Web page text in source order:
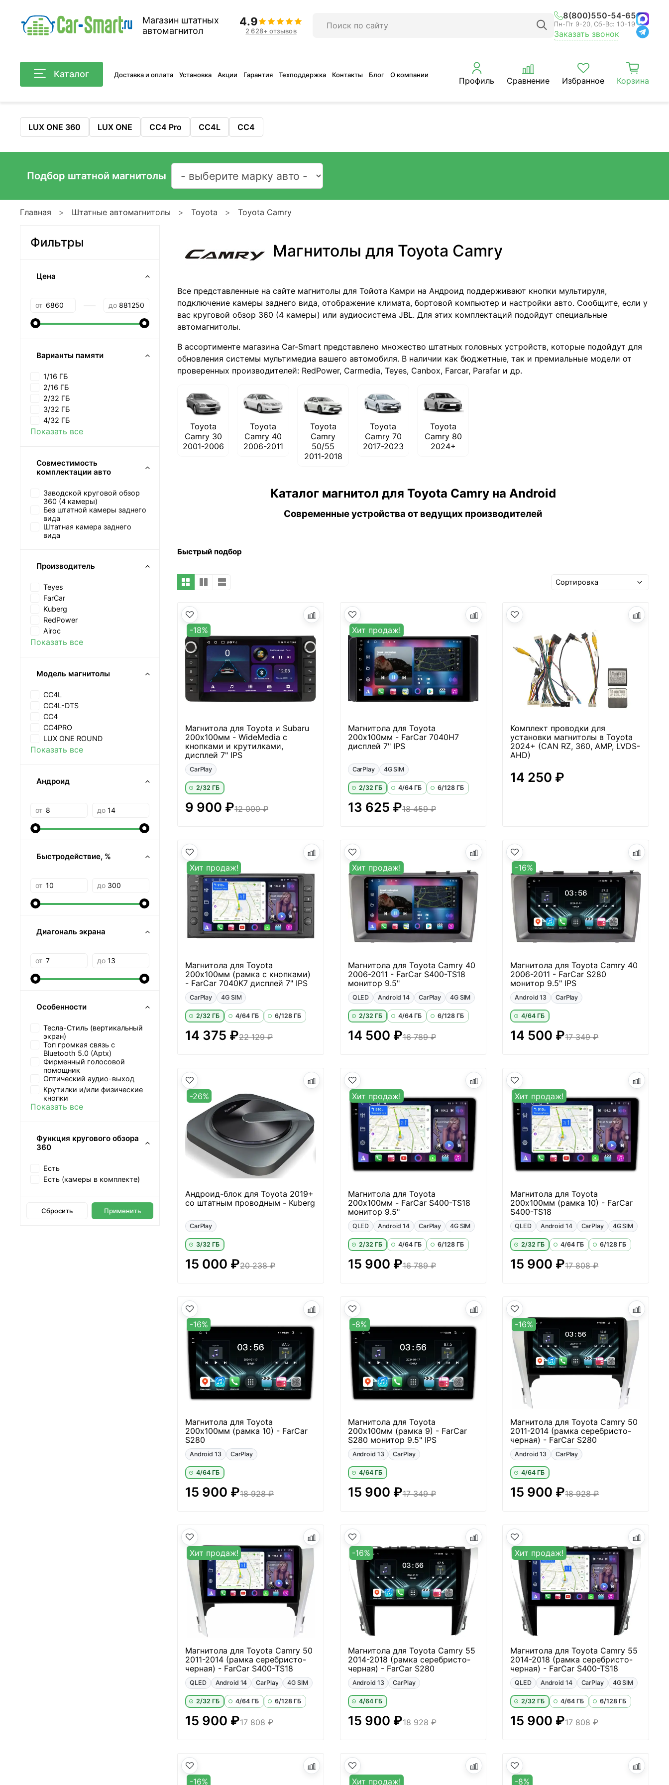
Магазин штатных
автомагнитол
4.9
2 628+ отзывов
8(800)550-54-65
Пн-Пт 9-20, Сб-Вс: 10-19
Заказать звонок
Каталог Доставка и оплата Установка Акции Гарантия Техподдержка Контакты Блог О компании
Профиль Сравнение Избранное Корзина
LUX ONE 360 LUX ONE CC4 Pro CC4L CC4
Подбор штатной магнитолы
Главная Штатные автомагнитолы Toyota Toyota Camry
Магнитолы для Toyota Camry
Все представленные на сайте магнитолы для Тойота Камри на Андроид поддерживают кнопки мультируля,
подключение камеры заднего вида, отображение климата, бортовой компьютер и настройки авто. Сообщите, если у
вас круговой обзор 360 (4 камеры) или аудиосистема JBL. Для этих комплектаций подойдут специальные
автомагнитолы.
В ассортименте магазина Car-Smart представлено множество штатных головных устройств, которые подойдут для
обновления системы мультимедиа вашего автомобиля. В наличии как бюджетные, так и премиальные модели от
проверенных производителей: RedPower, Carmedia, Teyes, Canbox, Farcar, Parafar и др.
Toyota
Camry 30
2001-2006
Toyota
Camry 40
2006-2011
Toyota
Camry
50/55
2011-2018
Toyota
Camry 70
2017-2023
Toyota
Camry 80
2024+
Каталог магнитол для Toyota Camry на Android
Современные устройства от ведущих производителей
Быстрый подбор
-18%
Магнитола для Toyota и Subaru
200х100мм - WideMedia с
кнопками и крутилками,
дисплей 7" IPS
CarPlay
2/32 ГБ
12 000 ₽
9 900 ₽
Хит продаж!
Магнитола для Toyota
200х100мм - FarCar 7040H7
дисплей 7" IPS
CarPlay 4G SIM
2/32 ГБ 4/64 ГБ 6/128 ГБ
13 625 ₽18 459 ₽
Комплект проводки для
установки магнитолы в Toyota
2024+ (CAN RZ, 360, AMP, LVDS-
AHD)
14 250 ₽
Хит продаж!
Магнитола для Toyota
200х100мм (рамка с кнопками)
- FarCar 7040K7 дисплей 7" IPS
CarPlay 4G SIM
2/32 ГБ 4/64 ГБ 6/128 ГБ
14 375 ₽22 129 ₽
Хит продаж!
Магнитола для Toyota Camry 40
2006-2011 - FarCar S400-TS18
монитор 9.5"
QLED Android 14 CarPlay 4G SIM
2/32 ГБ 4/64 ГБ 6/128 ГБ
14 500 ₽16 789 ₽
-16%
Магнитола для Toyota Camry 40
2006-2011 - FarCar S280
монитор 9.5" IPS
Android 13 CarPlay
4/64 ГБ
17 349 ₽
14 500 ₽
-26%
Андроид-блок для Toyota 2019+
со штатным проводным - Kuberg
CarPlay
3/32 ГБ
20 238 ₽
15 000 ₽
Хит продаж!
Магнитола для Toyota
200х100мм - FarCar S400-TS18
монитор 9.5"
QLED Android 14 CarPlay 4G SIM
2/32 ГБ 4/64 ГБ 6/128 ГБ
15 900 ₽16 789 ₽
Хит продаж!
Магнитола для Toyota
200х100мм (рамка 10) - FarCar
S400-TS18
QLED Android 14 CarPlay 4G SIM
2/32 ГБ 4/64 ГБ 6/128 ГБ
15 900 ₽17 808 ₽
-16%
Магнитола для Toyota
200х100мм (рамка 10) - FarCar
S280
Android 13 CarPlay
4/64 ГБ
18 928 ₽
15 900 ₽
-8%
Магнитола для Toyota
200х100мм (рамка 9) - FarCar
S280 монитор 9.5" IPS
Android 13 CarPlay
4/64 ГБ
17 349 ₽
15 900 ₽
-16%
Магнитола для Toyota Camry 50
2011-2014 (рамка серебристо-
черная) - FarCar S280
Android 13 CarPlay
4/64 ГБ
18 928 ₽
15 900 ₽
Хит продаж!
Магнитола для Toyota Camry 50
2011-2014 (рамка серебристо-
черная) - FarCar S400-TS18
QLED Android 14 CarPlay 4G SIM
2/32 ГБ 4/64 ГБ 6/128 ГБ
15 900 ₽17 808 ₽
-16%
Магнитола для Toyota Camry 55
2014-2018 (рамка серебристо-
черная) - FarCar S280
Android 13 CarPlay
4/64 ГБ
18 928 ₽
15 900 ₽
Хит продаж!
Магнитола для Toyota Camry 55
2014-2018 (рамка серебристо-
черная) - FarCar S400-TS18
QLED Android 14 CarPlay 4G SIM
2/32 ГБ 4/64 ГБ 6/128 ГБ
15 900 ₽17 808 ₽
-16% Хит продаж! -8%
Фильтры
Цена
от до
Варианты памяти
1/16 ГБ
2/16 ГБ
2/32 ГБ
3/32 ГБ
4/32 ГБ
Показать все
Совместимость
комплектации авто
Заводской круговой обзор
360 (4 камеры)
Без штатной камеры заднего
вида
Штатная камера заднего
вида
Производитель
Teyes
FarCar
Kuberg
RedPower
Airoc
Показать все
Модель магнитолы
CC4L
CC4L-DTS
CC4
CC4PRO
LUX ONE ROUND
Показать все
Андроид
от до
Быстродействие, %
от до
Диагональ экрана
от до
Особенности
Тесла-Стиль (вертикальный
экран)
Топ громкая связь с
Bluetooth 5.0 (Aptx)
Фирменный голосовой
помощник
Оптический аудио-выход
Крутилки и/или физические
кнопки
Показать все
Функция кругового обзора
360
Есть
Есть (камеры в комплекте)
Сбросить Применить